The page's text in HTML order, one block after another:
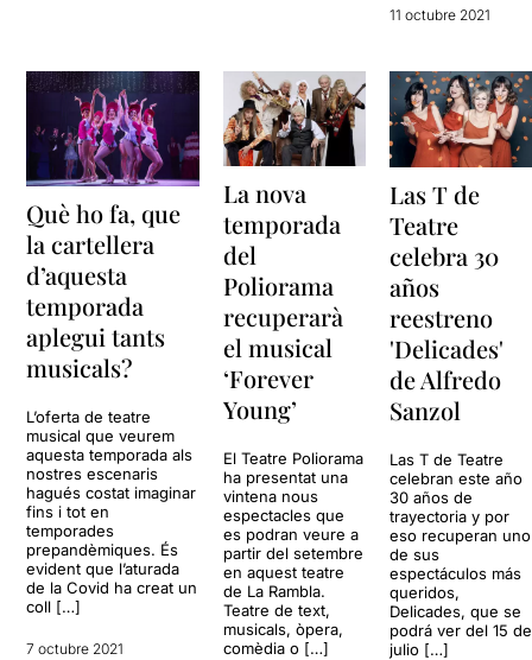
11 octubre 2021
Què ho fa, que
la cartellera
d’aquesta
temporada
aplegui tants
musicals?
L’oferta de teatre
musical que veurem
aquesta temporada als
nostres escenaris
hagués costat imaginar
fins i tot en
temporades
prepandèmiques. És
evident que l’aturada
de la Covid ha creat un
coll […]
7 octubre 2021
La nova
temporada
del
Poliorama
recuperarà
el musical
‘Forever
Young’
El Teatre Poliorama
ha presentat una
vintena nous
espectacles que
es podran veure a
partir del setembre
en aquest teatre
de La Rambla.
Teatre de text,
musicals, òpera,
comèdia o […]
Las T de
Teatre
celebra 30
años
reestreno
'Delicades'
de Alfredo
Sanzol
Las T de Teatre
celebran este año
30 años de
trayectoria y por
eso recuperan uno
de sus
espectáculos más
queridos,
Delicades, que se
podrá ver del 15 de
julio […]